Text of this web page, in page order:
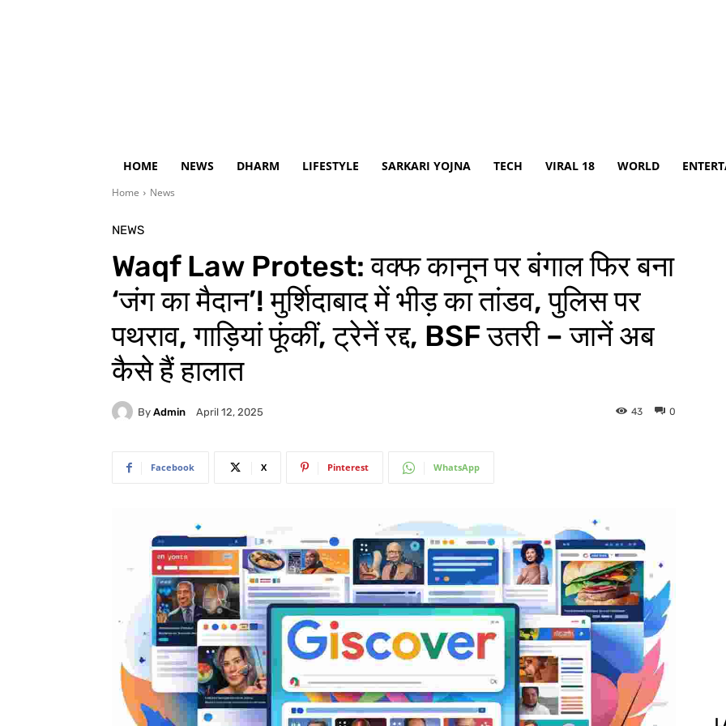
HOME NEWS DHARM LIFESTYLE SARKARI YOJNA TECH VIRAL 18 WORLD
Home News
NEWS
Waqf Law Protest: वक्फ कानून पर बंगाल फिर बना
‘जंग का मैदान’! मुर्शिदाबाद में भीड़ का तांडव, पुलिस पर
पथराव, गाड़ियां फूंकीं, ट्रेनें रद्द, BSF उतरी – जानें अब
कैसे हैं हालात
By Admin April 12, 2025 0
43
Facebook X Pinterest WhatsApp